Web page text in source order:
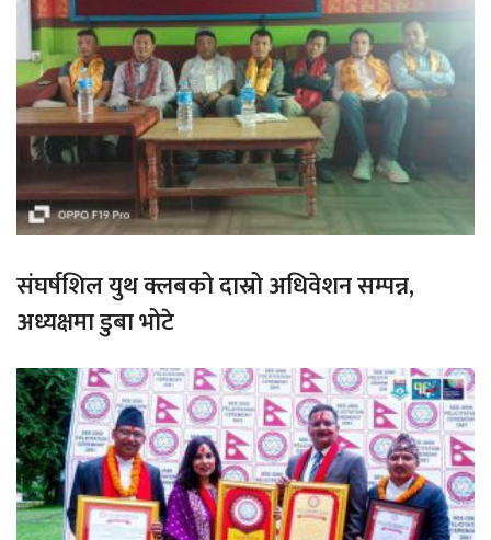
संघर्षशिल युथ क्लबको दास्रो अधिवेशन सम्पन्न,
अध्यक्षमा डुबा भोटे